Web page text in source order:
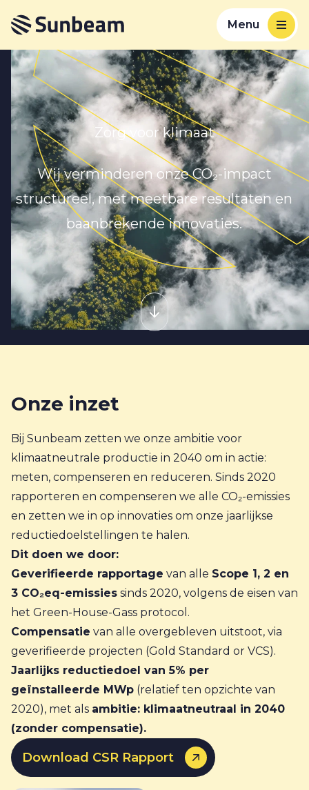
Menu
Zorg voor klimaat
Wij verminderen onze CO₂-impact
structureel, met meetbare resultaten en
baanbrekende innovaties.
Onze inzet
Bij Sunbeam zetten we onze ambitie voor
klimaatneutrale productie in 2040 om in actie:
meten, compenseren en reduceren. Sinds 2020
rapporteren en compenseren we alle CO₂-emissies
en zetten we in op innovaties om onze jaarlijkse
reductiedoelstellingen te halen.
Dit doen we door:
Geverifieerde rapportage van alle Scope 1, 2 en
3 CO₂eq-emissies sinds 2020, volgens de eisen van
het Green-House-Gass protocol.
Compensatie van alle overgebleven uitstoot, via
geverifieerde projecten (Gold Standard or VCS).
Jaarlijks reductiedoel van 5% per
geïnstalleerde MWp (relatief ten opzichte van
2020), met als ambitie: klimaatneutraal in 2040
(zonder compensatie).
Download CSR Rapport